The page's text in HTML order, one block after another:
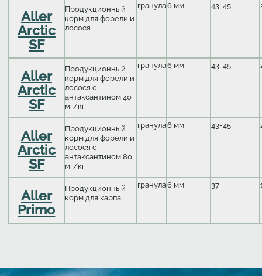
Aller
Arctic
SF
Продукционный
корм для форели и
лосося
гранула6 мм 43-45
Aller
Arctic
SF
Продукционный
корм для форели и
лосося с
антаксантином 40
мг/кг
гранула6 мм 43-45
Aller
Arctic
SF
Продукционный
корм для форели и
лосося с
антаксантином 80
мг/кг
гранула6 мм 43-45
Aller
Primo
Продукционный
корм для карпа
гранула6 мм 37